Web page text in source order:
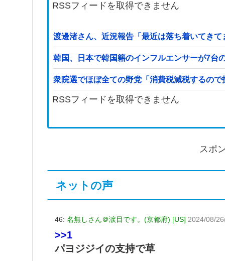
RSSフィードを取得できません
渡邊渚さん、近況報告「最近は落ち着いてきて
韓国、日本で韓国籍のインフルエンサーが7台
衆院選でほぼ全ての野党「消費税減税するの
RSSフィードを取得できません
スポ
ネットの声
46: 名無しさん＠涙目です。(京都府) [US] 2024/08/
>>1
パヨジジイの支持で草